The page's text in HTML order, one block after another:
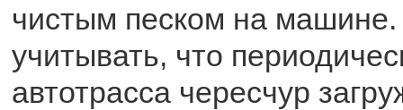
чистым песком на машине.
учитывать, что
автотрасса чересчур